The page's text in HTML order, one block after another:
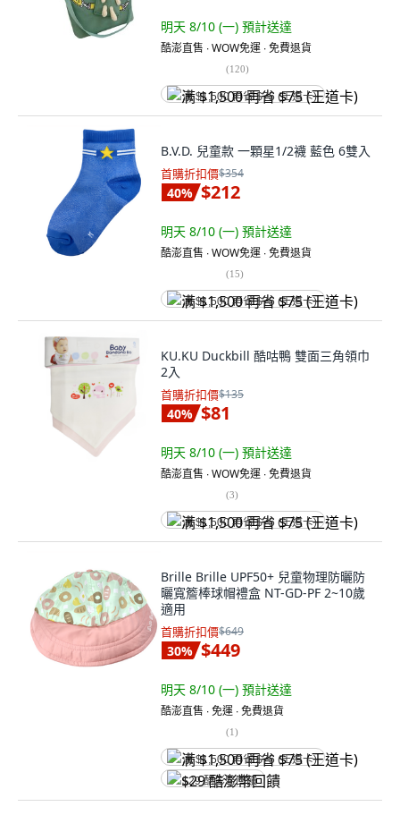
明天 8/10 (一) 預計送達
酷澎直售 ∙ WOW免運 ∙ 免費退貨
(120)
满 $1,500 再省 $75 (王道卡)
B.V.D. 兒童款 一顆星1/2襪 藍色 6雙入
首購折扣價$354
40% $212
明天 8/10 (一) 預計送達
酷澎直售 ∙ WOW免運 ∙ 免費退貨
(15)
满 $1,500 再省 $75 (王道卡)
KU.KU Duckbill 酷咕鴨 雙面三角領巾
2入
首購折扣價$135
40% $81
明天 8/10 (一) 預計送達
酷澎直售 ∙ WOW免運 ∙ 免費退貨
(3)
满 $1,500 再省 $75 (王道卡)
Brille Brille UPF50+ 兒童物理防曬防
曬寬簷棒球帽禮盒 NT-GD-PF 2~10歲
適用
首購折扣價$649
30% $449
明天 8/10 (一) 預計送達
酷澎直售 ∙ 免運 ∙ 免費退貨
(1)
满 $1,500 再省 $75 (王道卡)
$29 酷澎幣回饋